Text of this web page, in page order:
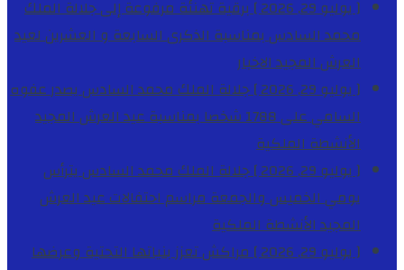
[ يوليو 29, 2026 ]
برقية تهنئة مرفوعة إلى جلالة الملك
محمد السادس بمناسبة الذكرى السابعة و العشرين لعيد
العرش المجيدالاخبار
[ يوليو 29, 2026 ]
جلالة الملك محمد السادس يصدر عفوه
السامي على 1788 شخصا بمناسبة عيد العرش المجيد
الأنشطة الملكية
[ يوليو 29, 2026 ]
جلالة الملك محمد السادس يترأس
يومي الخميس والجمعة مراسم احتفالات عيد العرش
المجيدالأنشطة الملكية
[ يوليو 29, 2026 ]
مراكش تعزز بنياتها التحتية وعرضها